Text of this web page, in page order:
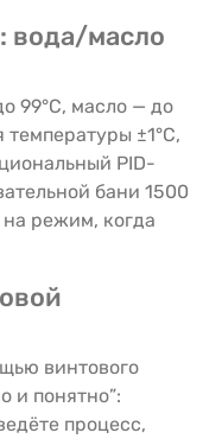
вода/масло
99°C, масло — до
±1°C,
PID-
бани 1500
режим, когда
винтового
и понятно”:
процесс,